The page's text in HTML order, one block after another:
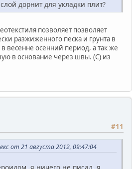
дорнит для укладки плит?
позволяет позволяет
разжиженного песка и грунта в
весенне осенний период, а так же
в основание через швы. (С) из
#11
от 21 августа 2012, 09:47:04